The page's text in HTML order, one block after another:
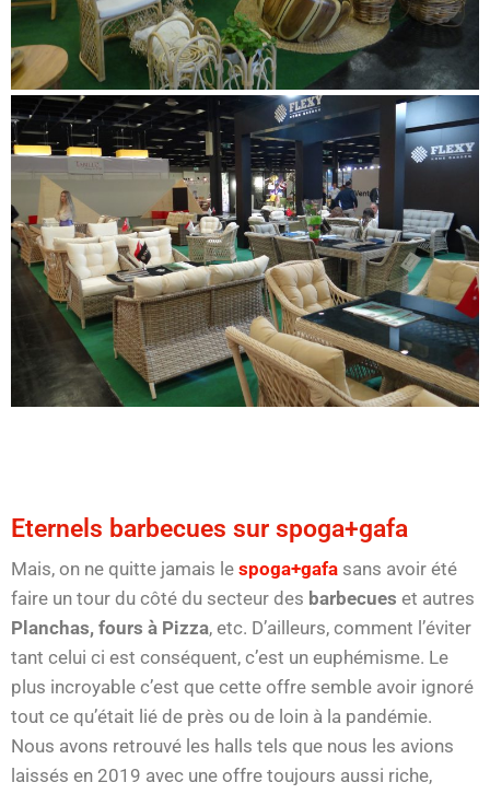
Eternels barbecues sur spoga+gafa
Mais, on ne quitte jamais le spoga+gafa sans avoir été
faire un tour du côté du secteur des barbecues et autres
Planchas, fours à Pizza, etc. D’ailleurs, comment l’éviter
tant celui ci est conséquent, c’est un euphémisme. Le
plus incroyable c’est que cette offre semble avoir ignoré
tout ce qu’était lié de près ou de loin à la pandémie.
Nous avons retrouvé les halls tels que nous les avions
laissés en 2019 avec une offre toujours aussi riche,